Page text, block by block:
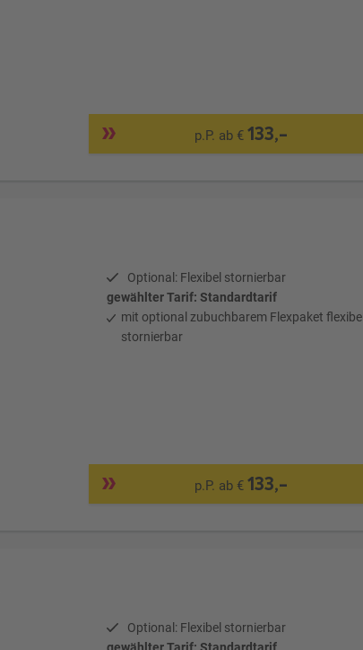
p.P. ab € 133,-
Optional: Flexibel stornierbar
gewählter Tarif: Standardtarif
mit optional zubuchbarem Flexpaket flexibel
stornierbar
p.P. ab € 133,-
Optional: Flexibel stornierbar